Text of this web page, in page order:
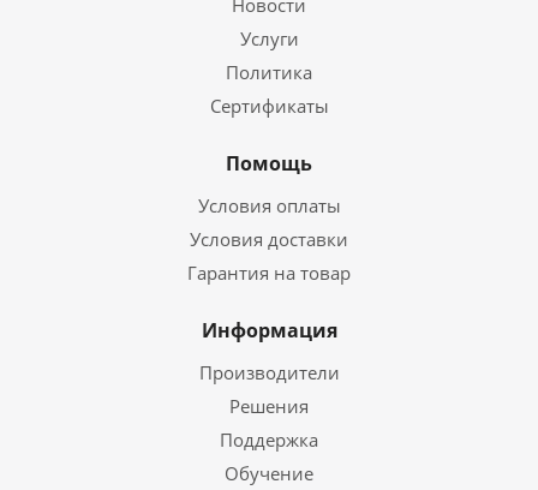
Новости
Услуги
Политика
Сертификаты
Помощь
Условия оплаты
Условия доставки
Гарантия на товар
Информация
Производители
Решения
Поддержка
Обучение